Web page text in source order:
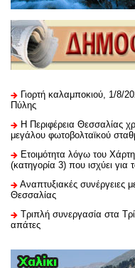
Γιορτή καλαμποκιού, 1/8/
Πύλης
H Περιφέρεια Θεσσαλίας
μεγάλου φωτοβολταϊκού
Ετοιμότητα λόγω του
(κατηγορία 3) που ισχύει
Αναπτυξιακές συνέργειες
Θεσσαλίας
Τριπλή συνεργασία στα
απάτες